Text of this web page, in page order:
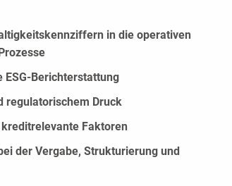
in die operativen
Berichterstattung
regulatorischem Druck
Faktoren
der Vergabe, Strukturierung und